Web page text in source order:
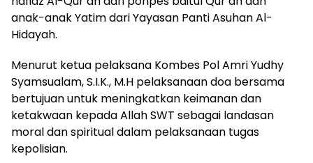
anak-anak Yatim dari Yayasan Panti Asuhan Al-
Hidayah.
Menurut ketua pelaksana Kombes Pol Amri Yudhy
Syamsualam, S.I.K., M.H pelaksanaan doa bersama
bertujuan untuk meningkatkan keimanan dan
ketakwaan kepada Allah SWT sebagai landasan
moral dan spiritual dalam pelaksanaan tugas
kepolisian.